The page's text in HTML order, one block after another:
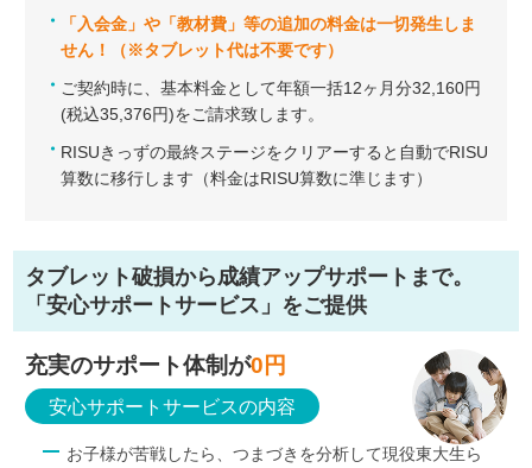
「入会金」や「教材費」等の追加の料金は一切発生しま
せん！（※タブレット代は不要です）
ご契約時に、基本料金として年額一括12ヶ月分32,160円
(税込35,376円)をご請求致します。
RISUきっずの最終ステージをクリアーすると自動でRISU
算数に移行します（料金はRISU算数に準じます）
タブレット破損から成績アップサポートまで。
「安心サポートサービス」をご提供
充実のサポート体制が0 円
安心サポートサービスの内容
お子様が苦戦したら、つまづきを分析して現役東大生ら